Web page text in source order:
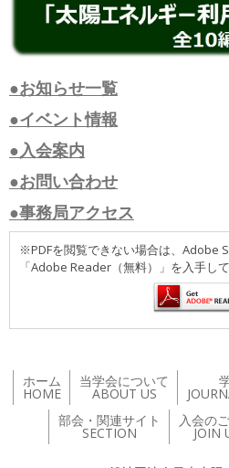
●お知らせ一覧
●イベント情報
●入会案内
●お問い合わせ
●事務局アクセス
※PDFを閲覧できない場合は、Adobe
「Adobe Reader（無料）」を入手し
ホーム
HOME
当学会について
ABOUT US
部会・関連サイト
SECTION
入会の
JOIN